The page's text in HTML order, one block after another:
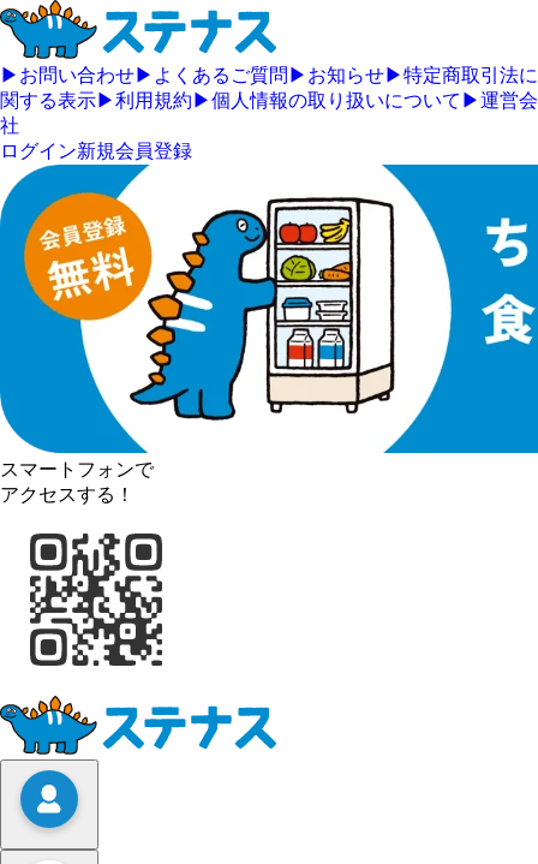
▶ お問い合わせ▶ よくあるご質問 ▶ お知らせ▶特定商取引法に
関する表示▶利用規約 ▶個人情報の取り扱いについて ▶運営会
社
ログイン新規会員登録
スマートフォンで
アクセスする！
Leaflet